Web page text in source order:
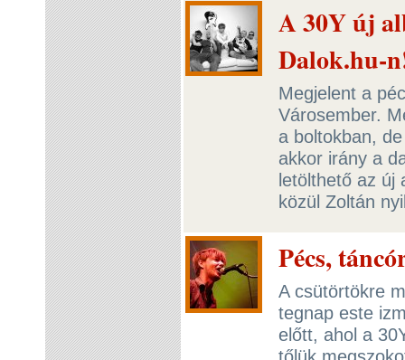
A 30Y új
Dalok.hu-
Megjelent a
Városember.
a boltokban,
akkor irány a
letölthető az új
közül Zoltán
Pécs,
A csütörtökre
tegnap este
előtt, ahol a